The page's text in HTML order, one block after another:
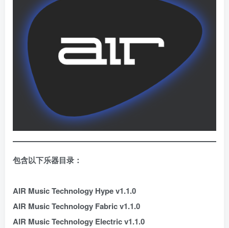
包含以下乐器目录：
AIR Music Technology Hype v1.1.0
AIR Music Technology Fabric v1.1.0
AIR Music Technology Electric v1.1.0